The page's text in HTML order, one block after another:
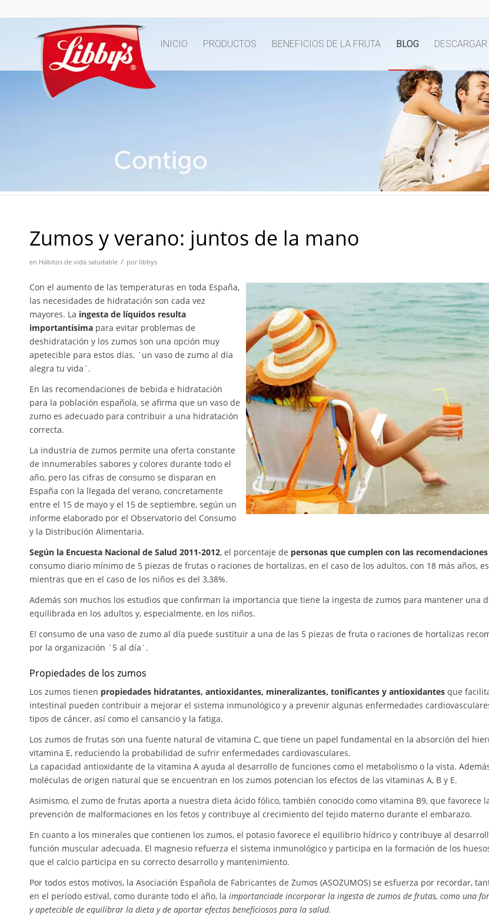
INICIO PRODUCTOS BENEFICIOS DE LA FRUTA BLOG
Zumos y verano: juntos de la mano
en Hábitos de vida saludable / por libbys
Con el aumento de las temperaturas en toda España,
las necesidades de hidratación son cada vez
mayores. La ingesta de líquidos resulta
importantísima para evitar problemas de
deshidratación y los zumos son una opción muy
apetecible para estos días, ´un vaso de zumo al día
alegra tu vida´.
En las recomendaciones de bebida e hidratación
para la población española, se afirma que un vaso de
zumo es adecuado para contribuir a una hidratación
correcta.
La industria de zumos permite una oferta constante
de innumerables sabores y colores durante todo el
año, pero las cifras de consumo se disparan en
España con la llegada del verano, concretamente
entre el 15 de mayo y el 15 de septiembre, según un
informe elaborado por el Observatorio del Consumo
y la Distribución Alimentaria.
Según la Encuesta Nacional de Salud 2011-2012, el porcentaje de personas que cumplen con las recomendaciones
consumo diario mínimo de 5 piezas de frutas o raciones de hortalizas, en el caso de los adultos, con 18 más años,
mientras que en el caso de los niños es del 3,38%.
Además son muchos los estudios que confirman la importancia que tiene la ingesta de zumos para mantener una
equilibrada en los adultos y, especialmente, en los niños.
El consumo de una vaso de zumo al día puede sustituir a una de las 5 piezas de fruta o raciones de hortalizas
por la organización ´5 al día´.
Propiedades de los zumos
Los zumos tienen propiedades hidratantes, antioxidantes, mineralizantes, tonificantes y antioxidantes que
intestinal pueden contribuir a mejorar el sistema inmunológico y a prevenir algunas enfermedades
tipos de cáncer, así como el cansancio y la fatiga.
Los zumos de frutas son una fuente natural de vitamina C, que tiene un papel fundamental en la absorción del
vitamina E, reduciendo la probabilidad de sufrir enfermedades cardiovasculares.
La capacidad antioxidante de la vitamina A ayuda al desarrollo de funciones como el metabolismo o la vista.
moléculas de origen natural que se encuentran en los zumos potencian los efectos de las vitaminas A, B y E.
Asimismo, el zumo de frutas aporta a nuestra dieta ácido fólico, también conocido como vitamina B9, que favorece
prevención de malformaciones en los fetos y contribuye al crecimiento del tejido materno durante el embarazo.
En cuanto a los minerales que contienen los zumos, el potasio favorece el equilibrio hídrico y contribuye al
función muscular adecuada. El magnesio refuerza el sistema inmunológico y participa en la formación de los
que el calcio participa en su correcto desarrollo y mantenimiento.
Por todos estos motivos, la Asociación Española de Fabricantes de Zumos (ASOZUMOS) se esfuerza por recordar,
en el período estival, como durante todo el año, la importanciade incorporar la ingesta de zumos de frutas, como una
y apetecible de equilibrar la dieta y de aportar efectos beneficiosos para la salud.